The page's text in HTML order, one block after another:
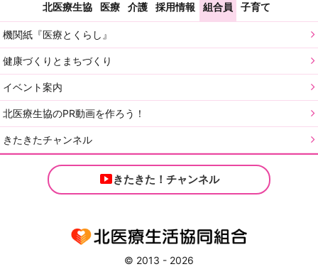
北医療生協 医療 介護 採用情報 組合員 子育て
機関紙『医療とくらし』
健康づくりとまちづくり
イベント案内
北医療生協のPR動画を作ろう！
きたきたチャンネル
きたきた！チャンネル
© 2013 - 2026